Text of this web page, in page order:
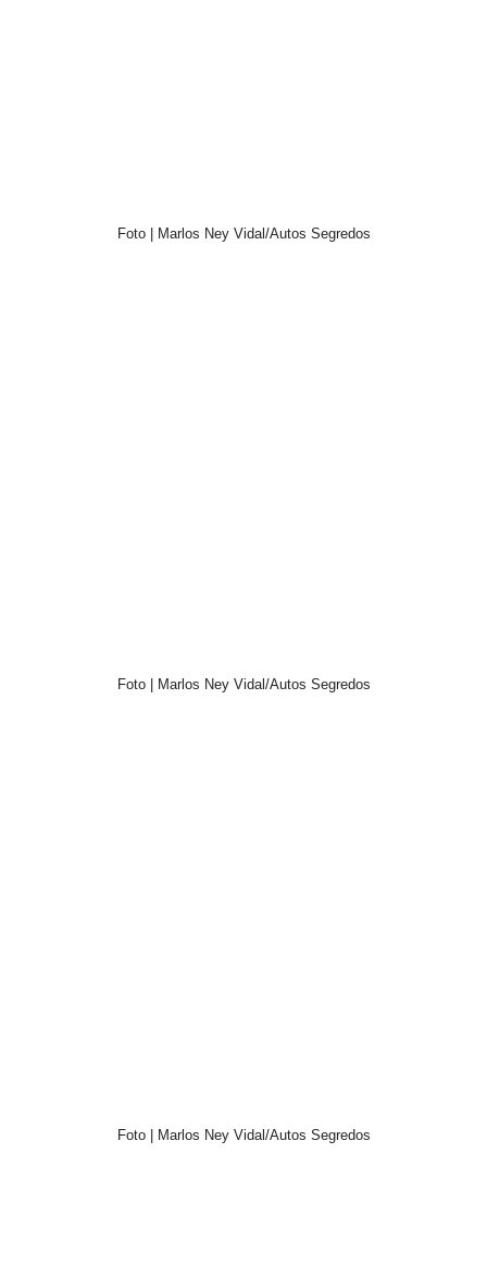
Foto | Marlos Ney Vidal/Autos Segredos
Foto | Marlos Ney Vidal/Autos Segredos
Foto | Marlos Ney Vidal/Autos Segredos